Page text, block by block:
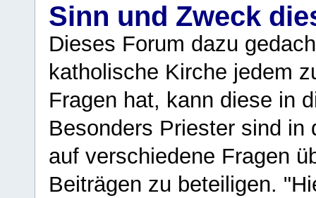
Sinn und Zweck
Dieses Forum dazu
katholische Kirche jedem
Fragen hat, kann diese in
Besonders Priester sind in
auf verschiedene Fragen
Beiträgen zu beteiligen.